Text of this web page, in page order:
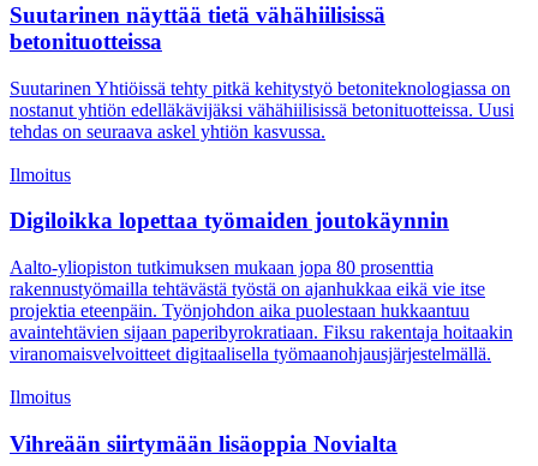
Suutarinen näyttää tietä vähähiilisissä
betonituotteissa
Suutarinen Yhtiöissä tehty pitkä kehitystyö betoniteknologiassa on
nostanut yhtiön edelläkävijäksi vähähiilisissä betonituotteissa. Uusi
tehdas on seuraava askel yhtiön kasvussa.
Ilmoitus
Digiloikka lopettaa työmaiden joutokäynnin
Aalto-yliopiston tutkimuksen mukaan jopa 80 prosenttia
rakennustyömailla tehtävästä työstä on ajanhukkaa eikä vie itse
projektia eteenpäin. Työnjohdon aika puolestaan hukkaantuu
avaintehtävien sijaan paperibyrokratiaan. Fiksu rakentaja hoitaakin
viranomaisvelvoitteet digitaalisella työmaanohjausjärjestelmällä.
Ilmoitus
Vihreään siirtymään lisäoppia Novialta